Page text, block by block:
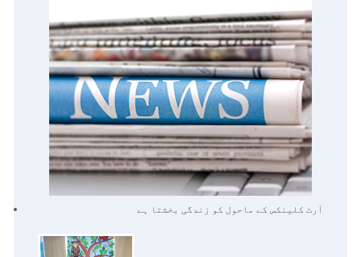
آرٹ کلینکس کے ماحول کو زندگی بخشتا ہے